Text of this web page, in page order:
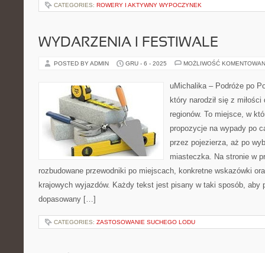
CATEGORIES: ROWERY I AKTYWNY WYPOCZYNEK
WYDARZENIA I FESTIWALE
POSTED BY ADMIN GRU - 6 - 2025 MOŻLIWOŚĆ
uMichalika – Podróże po
który narodził się z
regionów. To miejsce, w
propozycje na wypady po
przez pojezierza, aż po
miasteczka. Na stronie w
rozbudowane przewodniki po miejscach, konkretne wskazówki
krajowych wyjazdów. Każdy tekst jest pisany w taki sposób, aby
dopasowany […]
CATEGORIES: ZASTOSOWANIE SUCHEGO LODU